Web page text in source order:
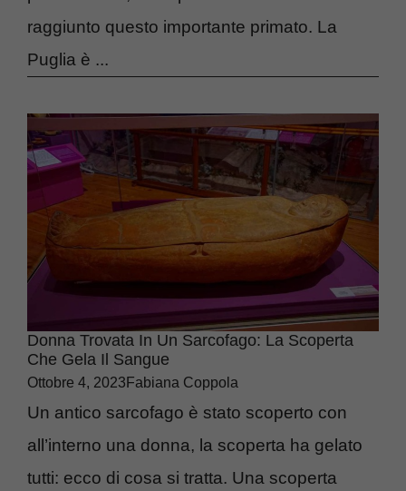
raggiunto questo importante primato. La
Puglia è ...
Donna Trovata In Un Sarcofago: La Scoperta
Che Gela Il Sangue
Ottobre 4, 2023 Fabiana Coppola
Un antico sarcofago è stato scoperto con
all’interno una donna, la scoperta ha gelato
tutti: ecco di cosa si tratta. Una scoperta